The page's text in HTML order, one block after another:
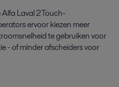
Laval 2Touch-
ervoor kiezen meer
te gebruiken voor
- of minder afscheiders voor